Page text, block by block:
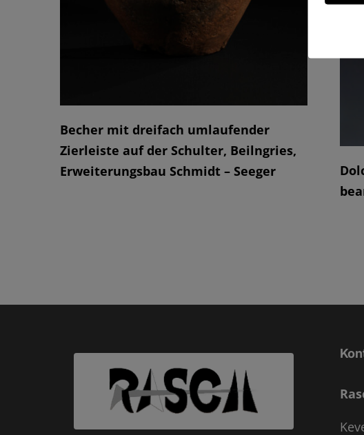
Becher mit dreifach umlaufender
Zierleiste auf der Schulter, Beilngries,
Erweiterungsbau Schmidt – Seeger